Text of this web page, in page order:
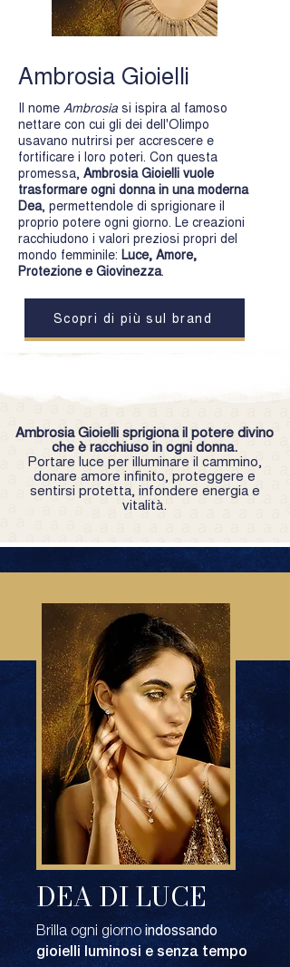
Ambrosia Gioielli
Il nome Ambrosia si ispira al famoso
nettare con cui gli dei dell'Olimpo
usavano nutrirsi per accrescere e
fortificare i loro poteri. Con questa
promessa, Ambrosia Gioielli vuole
trasformare ogni donna in una moderna
Dea, permettendole di sprigionare il
proprio potere ogni giorno. Le creazioni
racchiudono i valori preziosi propri del
mondo femminile: Luce, Amore,
Protezione e Giovinezza.
Scopri di più sul brand
Ambrosia Gioielli sprigiona il potere divino
che è racchiuso in ogni donna.
Portare luce per illuminare il cammino,
donare amore infinito, proteggere e
sentirsi protetta, infondere energia e
vitalità.
DEA DI LUCE
Brilla ogni giornoindossando
gioielli luminosi e senza tempo